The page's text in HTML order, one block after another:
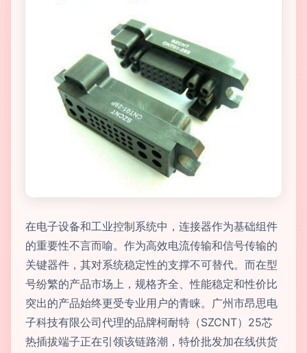
在电子设备和工业控制系统中，连接器作为基础组件
的重要性不言而喻。作为高效电流传输和信号传输的
关键器件，其对系统稳定性的支撑不可替代。而在型
号纷繁的产品市场上，规格齐全、性能稳定和性价比
突出的产品始终更受专业用户的青睐。广州市昂思电
子科技有限公司代理的品牌柯耐特（SZCNT）25芯
热插拔端子正在引领该链路潮，特价批发加在线供货